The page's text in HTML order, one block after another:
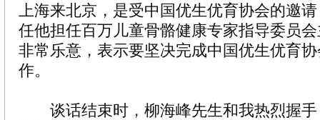
上海来北京，是受中国优生优育协会的邀
任他担任百万儿童骨骼健康专家指导委员
非常乐意，表示要坚决完成中国优生优育
作。
谈话结束时，柳海峰先生和我热烈握手